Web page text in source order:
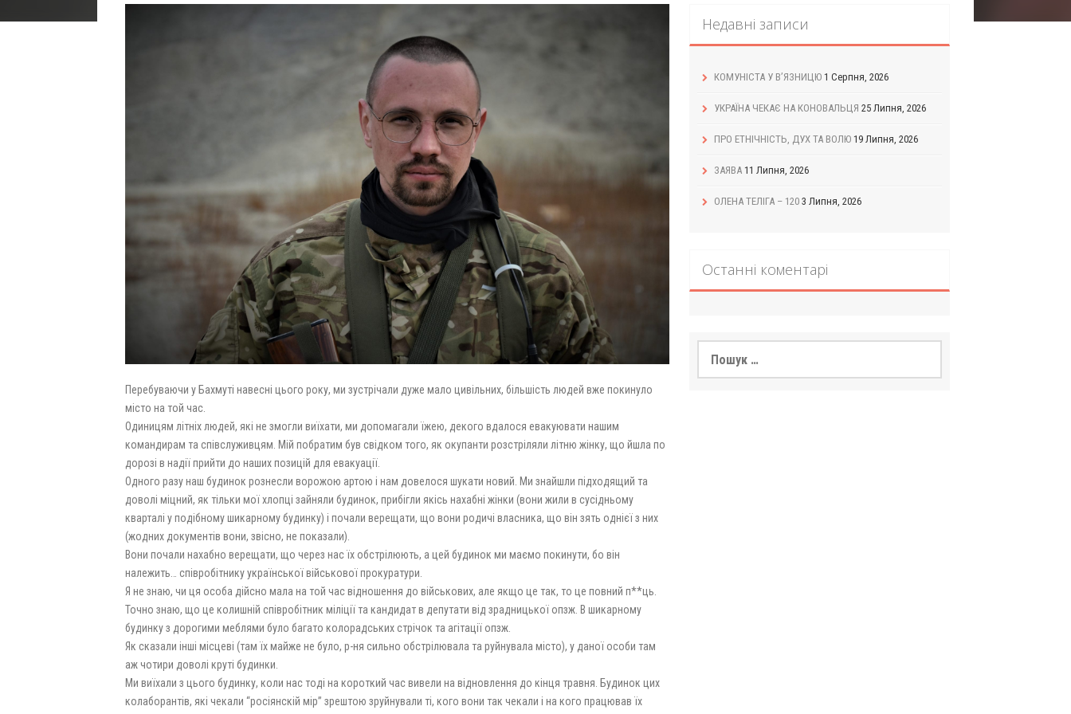
Перебуваючи у Бахмуті навесні цього року, ми зустрічали дуже мало цивільних, більшість людей вже покинуло
місто на той час.
Одиницям літніх людей, які не змогли виїхати, ми допомагали їжею, декого вдалося евакуювати нашим
командирам та співслуживцям. Мій побратим був свідком того, як окупанти розстріляли літню жінку, що йшла по
дорозі в надії прийти до наших позицій для евакуації.
Одного разу наш будинок рознесли ворожою артою і нам довелося шукати новий. Ми знайшли підходящий та
доволі міцний, як тільки мої хлопці зайняли будинок, прибігли якісь нахабні жінки (вони жили в сусідньому
кварталі у подібному шикарному будинку) і почали верещати, що вони родичі власника, що він зять однієї з них
(жодних документів вони, звісно, не показали).
Вони почали нахабно верещати, що через нас їх обстрілюють, а цей будинок ми маємо покинути, бо він
належить… співробітнику української військової прокуратури.
Я не знаю, чи ця особа дійсно мала на той час відношення до військових, але якщо це так, то це повний п**ць.
Точно знаю, що це колишній співробітник міліції та кандидат в депутати від зрадницької опзж. В шикарному
будинку з дорогими меблями було багато колорадських стрічок та агітації опзж.
Як сказали інші місцеві (там їх майже не було, р-ня сильно обстрілювала та руйнувала місто), у даної особи там
аж чотири доволі круті будинки.
Ми виїхали з цього будинку, коли нас тоді на короткий час вивели на відновлення до кінця травня. Будинок цих
колаборантів, які чекали “росіянскій мір” зрештою зруйнували ті, кого вони так чекали і на кого працював їх
Недавні записи
КОМУНІСТА У В’ЯЗНИЦЮ 1 Серпня, 2026
УКРАЇНА ЧЕКАЄ НА КОНОВАЛЬЦЯ 25 Липня, 2026
ПРО ЕТНІЧНІСТЬ, ДУХ ТА ВОЛЮ 19 Липня, 2026
ЗАЯВА 11 Липня, 2026
ОЛЕНА ТЕЛІГА – 120 3 Липня, 2026
Останні коментарі